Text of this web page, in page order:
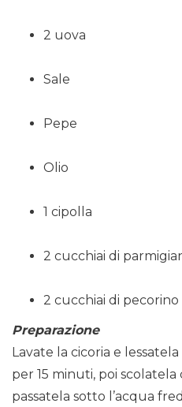
2 uova
Sale
Pepe
Olio
1 cipolla
2 cucchiai di
2 cucchiai di pecorino
Preparazione
Lavate la cicoria e
per 15 minuti, poi
passatela sotto l’acqua